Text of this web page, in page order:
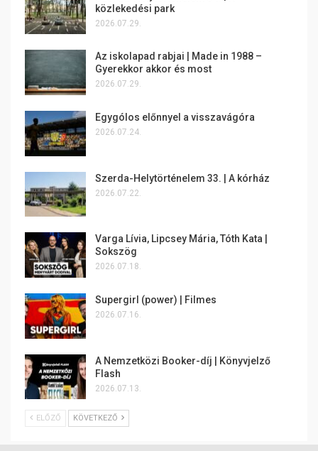
közlekedési park
2026.07.29.
Az iskolapad rabjai | Made in 1988 –
Gyerekkor akkor és most
2026.07.29.
Egygólos előnnyel a visszavágóra
2026.07.24.
Szerda-Helytörténelem 33. | A kórház
2026.07.22.
Varga Lívia, Lipcsey Mária, Tóth Kata |
Sokszög
2026.07.18.
Supergirl (power) | Filmes
2026.07.16.
A Nemzetközi Booker-díj | Könyvjelző
Flash
2026.07.13.
ELŐZŐ KÖVETKEZŐ